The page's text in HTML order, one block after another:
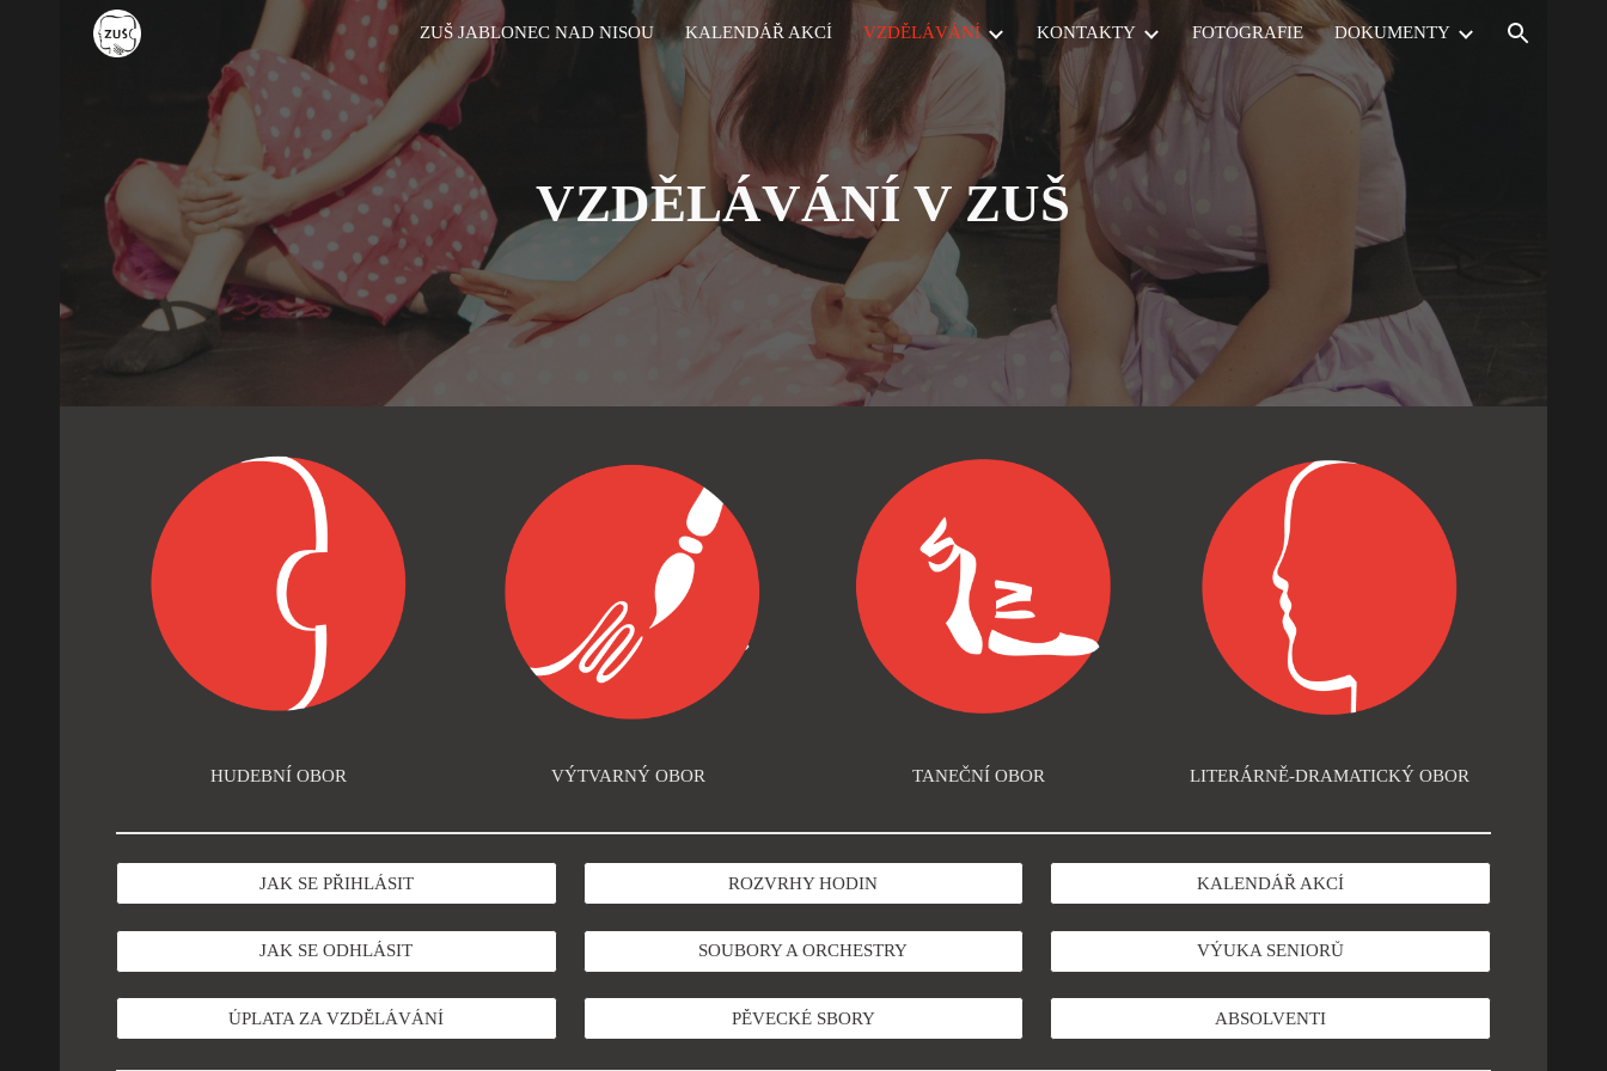
Skip to main content Skip to navigation
ZUŠ JABLONEC NAD NISOU KALENDÁŘ AKCÍ VZDĚLÁVÁNÍ KONTAKTY FOTOGRAFIE DOKUMENTY
VZDĚLÁVÁNÍ V ZUŠ
HUDEBNÍ OBOR VÝTVARNÝ OBOR TANEČNÍ OBOR LITERÁRNĚ-DRAMATICKÝ OBOR
JAK SE PŘIHLÁSIT
JAK SE ODHLÁSIT
ÚPLATA ZA VZDĚLÁVÁNÍ
ROZVRHY HODIN
SOUBORY A ORCHESTRY
PĚVECKÉ SBORY
KALENDÁŘ AKCÍ
VÝUKA SENIORŮ
ABSOLVENTI